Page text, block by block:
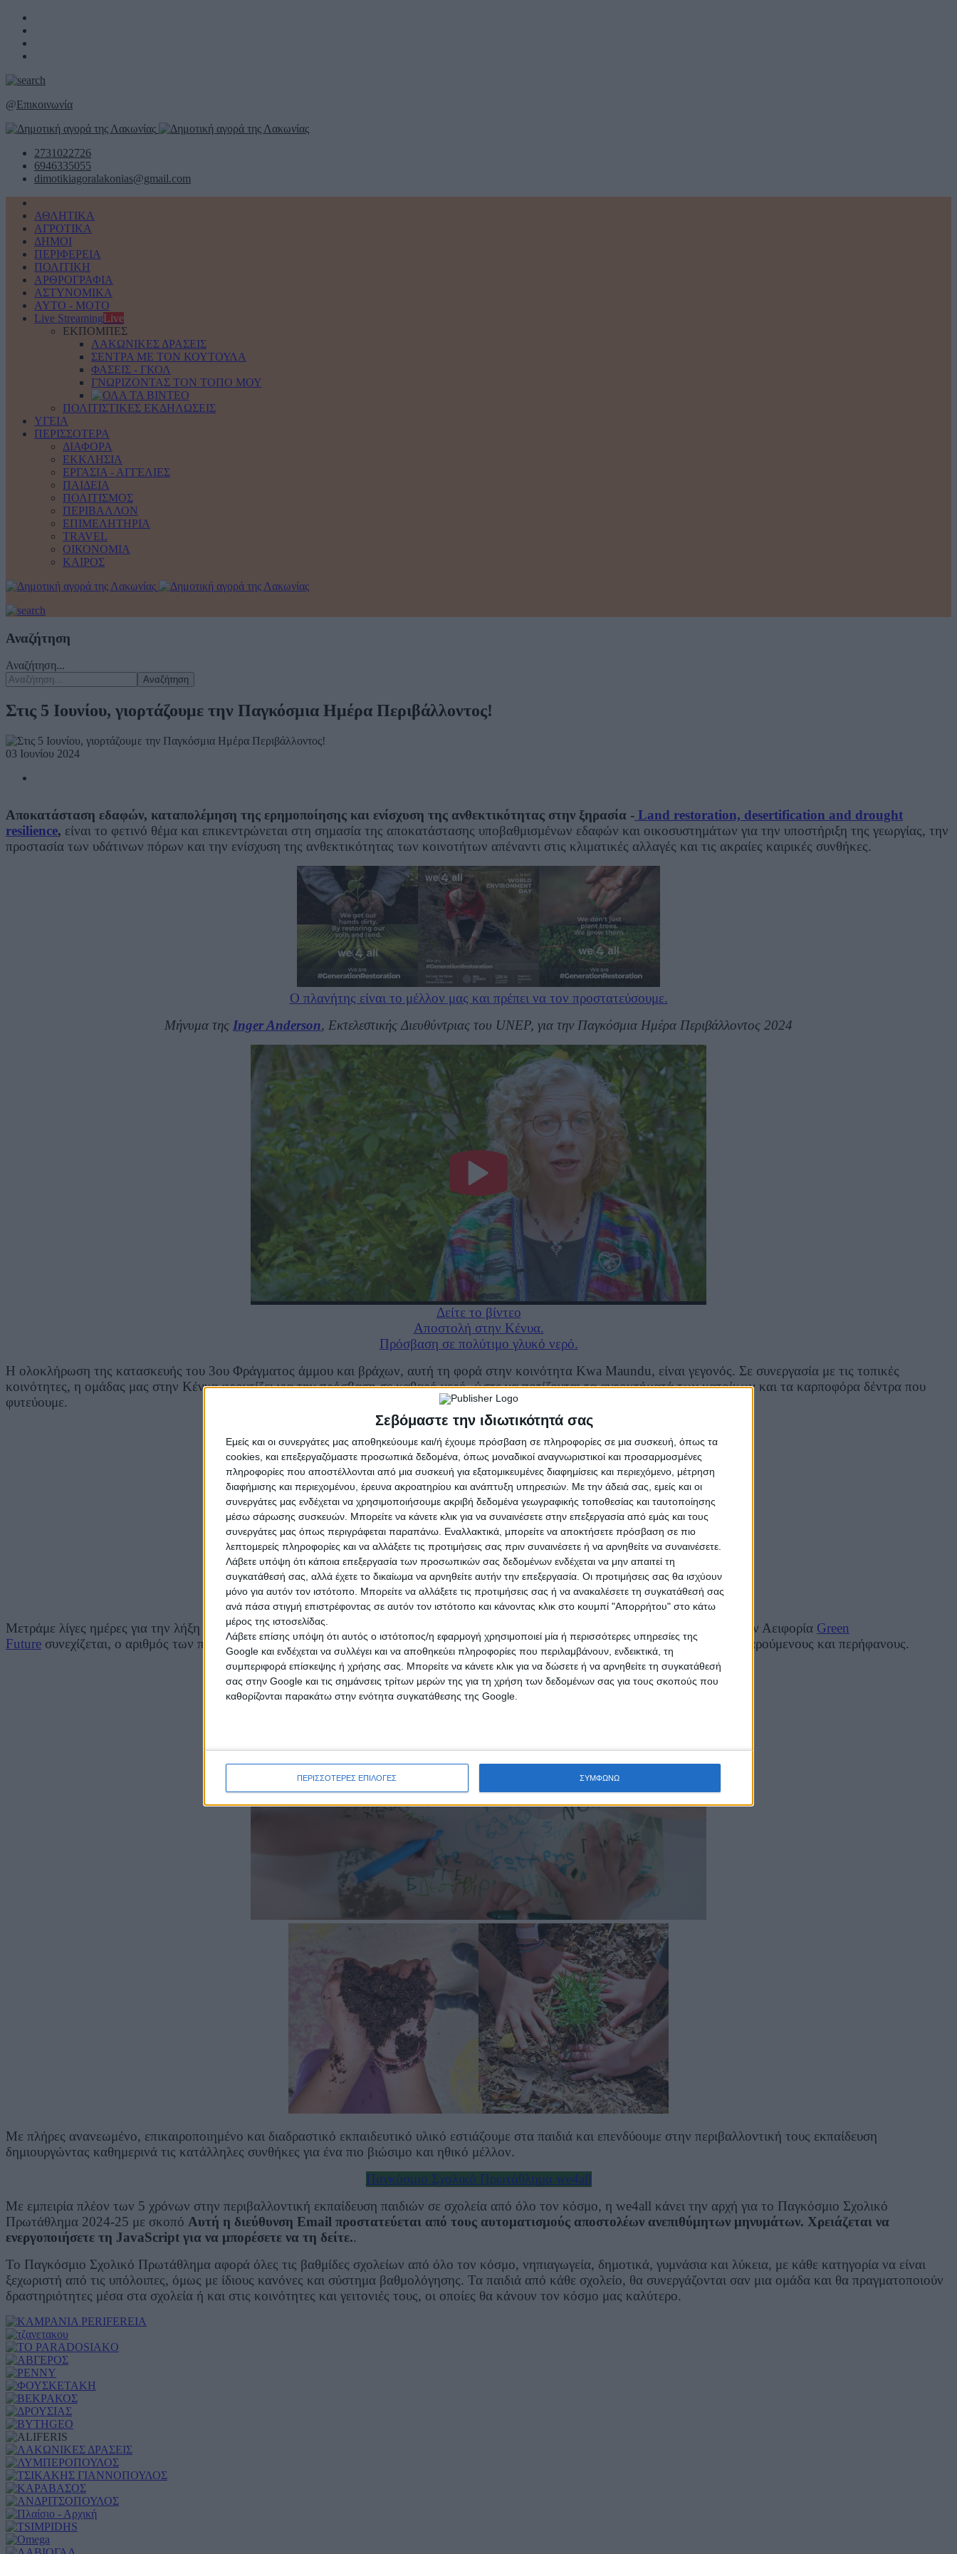
Σεβόμαστε την ιδιωτικότητά σας
Εμείς και οι συνεργάτες μας αποθηκεύουμε και/ή έχουμε πρόσβαση σε πληροφορίες σε μια συσκευή, όπως τα
cookies, και επεξεργαζόμαστε προσωπικά δεδομένα, όπως μοναδικοί αναγνωριστικοί και προσαρμοσμένες
πληροφορίες που αποστέλλονται από μια συσκευή για εξατομικευμένες διαφημίσεις και περιεχόμενο, μέτρηση
διαφήμισης και περιεχομένου, έρευνα ακροατηρίου και ανάπτυξη υπηρεσιών. Με την άδειά σας, εμείς και οι
συνεργάτες μας ενδέχεται να χρησιμοποιήσουμε ακριβή δεδομένα γεωγραφικής τοποθεσίας και ταυτοποίησης
μέσω σάρωσης συσκευών. Μπορείτε να κάνετε κλικ για να συναινέσετε στην επεξεργασία από εμάς και τους
συνεργάτες μας όπως περιγράφεται παραπάνω. Εναλλακτικά, μπορείτε να αποκτήσετε πρόσβαση σε πιο
λεπτομερείς πληροφορίες και να αλλάξετε τις προτιμήσεις σας πριν συναινέσετε ή να αρνηθείτε να συναινέσετε.
Λάβετε υπόψη ότι κάποια επεξεργασία των προσωπικών σας δεδομένων ενδέχεται να μην απαιτεί τη
συγκατάθεσή σας, αλλά έχετε το δικαίωμα να αρνηθείτε αυτήν την επεξεργασία. Οι προτιμήσεις σας θα ισχύουν
μόνο για αυτόν τον ιστότοπο. Μπορείτε να αλλάξετε τις προτιμήσεις σας ή να ανακαλέσετε τη συγκατάθεσή σας
ανά πάσα στιγμή επιστρέφοντας σε αυτόν τον ιστότοπο και κάνοντας κλικ στο κουμπί "Απορρήτου" στο κάτω
μέρος της ιστοσελίδας.
Λάβετε επίσης υπόψη ότι αυτός ο ιστότοπος/η εφαρμογή χρησιμοποιεί μία ή περισσότερες υπηρεσίες της
Google και ενδέχεται να συλλέγει και να αποθηκεύει πληροφορίες που περιλαμβάνουν, ενδεικτικά, τη
συμπεριφορά επίσκεψης ή χρήσης σας. Μπορείτε να κάνετε κλικ για να δώσετε ή να αρνηθείτε τη συγκατάθεσή
σας στην Google και τις σημάνσεις τρίτων μερών της για τη χρήση των δεδομένων σας για τους σκοπούς που
καθορίζονται παρακάτω στην ενότητα συγκατάθεσης της Google.
ΠΕΡΙΣΣΟΤΕΡΕΣ ΕΠΙΛΟΓΕΣ ΣΥΜΦΩΝΩ
@Επικοινωνία
2731022726
6946335055
dimotikiagoralakonias@gmail.com
ΑΘΛΗΤΙΚΑ
ΑΓΡΟΤΙΚΑ
ΔΗΜΟΙ
ΠΕΡΙΦΕΡΕΙΑ
ΠΟΛΙΤΙΚΗ
ΑΡΘΡΟΓΡΑΦΙΑ
ΑΣΤΥΝΟΜΙΚΑ
AYTO - MOTO
Live StreamingLive
ΕΚΠΟΜΠΕΣ
ΛΑΚΩΝΙΚΕΣ ΔΡΑΣΕΙΣ
ΣΕΝΤΡΑ ΜΕ ΤΟΝ ΚΟΥΤΟΥΛΑ
ΦΑΣΕΙΣ - ΓΚΟΛ
ΓΝΩΡΙΖΟΝΤΑΣ ΤΟΝ ΤΟΠΟ ΜΟΥ
ΠΟΛΙΤΙΣΤΙΚΕΣ ΕΚΔΗΛΩΣΕΙΣ
ΥΓΕΙΑ
ΠΕΡΙΣΣΟΤΕΡΑ
ΔΙΑΦΟΡΑ
ΕΚΚΛΗΣΙΑ
ΕΡΓΑΣΙΑ - ΑΓΓΕΛΙΕΣ
ΠΑΙΔΕΙΑ
ΠΟΛΙΤΙΣΜΟΣ
ΠΕΡΙΒΑΛΛΟΝ
ΕΠΙΜΕΛΗΤΗΡΙΑ
TRAVEL
ΟΙΚΟΝΟΜΙΑ
ΚΑΙΡΟΣ
Αναζήτηση
Αναζήτηση...
Αναζήτηση
Στις 5 Ιουνίου, γιορτάζουμε την Παγκόσμια Ημέρα Περιβάλλοντος!
03 Ιουνίου 2024
Αποκατάσταση εδαφών, καταπολέμηση της ερημοποίησης και ενίσχυση της ανθεκτικότητας στην ξηρασία - Land restoration, desertification and drought
resilience, είναι το φετινό θέμα και επικεντρώνεται στη σημασία της αποκατάστασης υποβαθμισμένων εδαφών και οικοσυστημάτων για την υποστήριξη της γεωργίας, την
προστασία των υδάτινων πόρων και την ενίσχυση της ανθεκτικότητας των κοινοτήτων απέναντι στις κλιματικές αλλαγές και τις ακραίες καιρικές συνθήκες.
Ο πλανήτης είναι το μέλλον μας και πρέπει να τον προστατεύσουμε.
Μήνυμα της Inger Anderson, Εκτελεστικής Διευθύντριας του UNEP, για την Παγκόσμια Ημέρα Περιβάλλοντος 2024
Δείτε το βίντεο
Αποστολή στην Κένυα.
Πρόσβαση σε πολύτιμο γλυκό νερό.
Η ολοκλήρωση της κατασκευής του 3ου Φράγματος άμμου και βράχων, αυτή τη φορά στην κοινότητα Kwa Maundu, είναι γεγονός. Σε συνεργασία με τις τοπικές
κοινότητες, η ομάδας μας στην Κένυα φροντίζει για την πρόσβαση σε καθαρό νερό, ώστε να ποτίζονται τα αγροκτήματά των κατοίκων και τα καρποφόρα δέντρα που
φυτεύουμε.
Μετά τις έντονες πλημμύρες, έρχεται η περίοδος ξηρασίας... αλλά θα είμαστε έτοιμοι .
Έλα μαζί μας.
Ενημερώσου, Εκπαιδεύσου, Δράσε.
Περισσότεροι από 10.000 περιβαλλοντικά ευαισθητοποιημένοι μαθητές.
Μετράμε λίγες ημέρες για την λήξη της σχολικής χρονιάς 2023 – 2024, και ενώ το Εκπαιδευτικό Πρόγραμμα Ευαισθητοποίησης για την Αειφορία Green
Future συνεχίζεται, ο αριθμός των περισσοτέρων από 10.000 μαθητών (μέχρι σήμερα) που εκπαιδευτήκαν φέτος, μας κάνει ιδιαίτερα χαρούμενους και περήφανους.
Με πλήρες ανανεωμένο, επικαιροποιημένο και διαδραστικό εκπαιδευτικό υλικό εστιάζουμε στα παιδιά και επενδύουμε στην περιβαλλοντική τους εκπαίδευση
δημιουργώντας καθημερινά τις κατάλληλες συνθήκες για ένα πιο βιώσιμο και ηθικό μέλλον.
Παγκόσμιο Σχολικό Πρωτάθλημα we4all
Με εμπειρία πλέον των 5 χρόνων στην περιβαλλοντική εκπαίδευση παιδιών σε σχολεία από όλο τον κόσμο, η we4all κάνει την αρχή για το Παγκόσμιο Σχολικό
Πρωτάθλημα 2024-25 με σκοπό Αυτή η διεύθυνση Email προστατεύεται από τους αυτοματισμούς αποστολέων ανεπιθύμητων μηνυμάτων. Χρειάζεται να
ενεργοποιήσετε τη JavaScript για να μπορέσετε να τη δείτε..
Το Παγκόσμιο Σχολικό Πρωτάθλημα αφορά όλες τις βαθμίδες σχολείων από όλο τον κόσμο, νηπιαγωγεία, δημοτικά, γυμνάσια και λύκεια, με κάθε κατηγορία να είναι
ξεχωριστή από τις υπόλοιπες, όμως με ίδιους κανόνες και σύστημα βαθμολόγησης. Τα παιδιά από κάθε σχολείο, θα συνεργάζονται σαν μια ομάδα και θα πραγματοποιούν
δραστηριότητες μέσα στα σχολεία ή και στις κοινότητες και γειτονιές τους, οι οποίες θα κάνουν τον κόσμο μας καλύτερο.